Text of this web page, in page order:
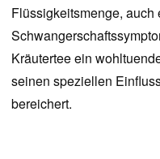
Flüssigkeitsmenge,
Kräutertee ein
seinen speziellen
bereichert.